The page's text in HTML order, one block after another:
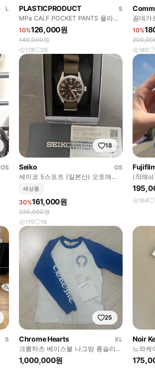
L
PLASTICPRODUCT
S
MPa CALF POCKET PANTS 플라스
틱프로덕트 카프 포켓 팬츠
10%126,000원
140,000원
178 26
꼼데가
흰색
10%
185
OS
18
Seiko
OS
세이코 5스포츠 (일본산) 오토매틱
시계 SBSA201
새상품
30%161,000원
230,000원
170 18
(작례
인픽스
164
S
25
Chrome Hearts
XL
크롬하츠 베이스볼 나그랑 롱슬리브
영수증 포함
1,000,000원
Noir
느와케